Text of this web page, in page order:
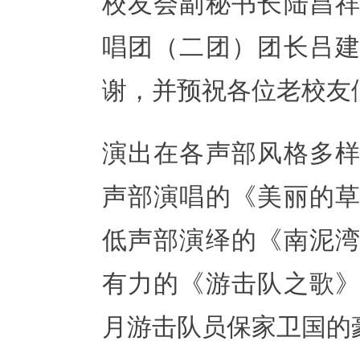
唱团（二团）团 长 吕
谢 ，并预祝各位老校
演出在各声部风格多
声部演唱的《美丽的
低声部演绎的《南泥
有力的《游击队之歌
月游击队员保家卫国的